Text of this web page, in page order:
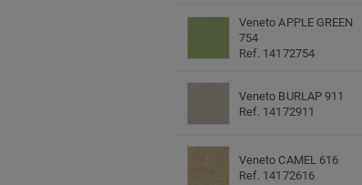
Veneto APPLE GREEN
754
Ref. 14172754
Veneto BURLAP 911
Ref. 14172911
Veneto CAMEL 616
Ref. 14172616